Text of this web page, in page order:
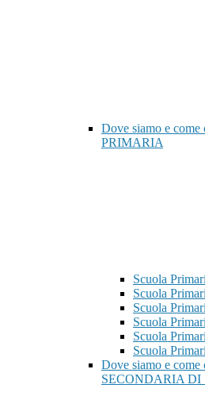
Dove siamo e
PRIMARIA
Scuola
Scuola
Scuola
Scuola
Scuola
Scuola
Dove siamo e
SECONDARIA DI